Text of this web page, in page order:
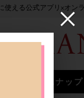
使える公式アプリ×オン
スナップ